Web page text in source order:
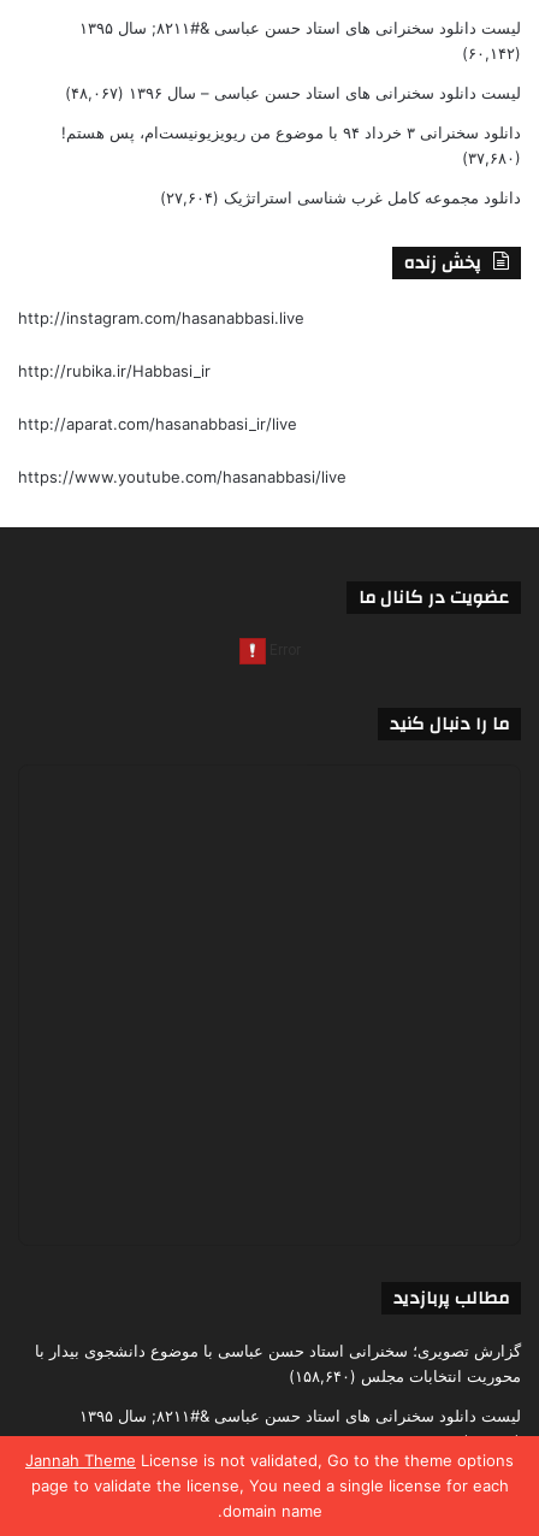
Jannah Theme License is not validated, Go to the theme options
page to validate the license, You need a single license for each
domain name.
لیست دانلود سخنرانی های استاد حسن عباسی &#۸۲۱۱; سال ۱۳۹۵
(۶۰,۱۴۲)
لیست دانلود سخنرانی های استاد حسن عباسی – سال ۱۳۹۶ (۴۸,۰۶۷)
دانلود سخنرانی ۳ خرداد ۹۴ با موضوع من ریویزیونیست‌ام، پس هستم!
(۳۷,۶۸۰)
دانلود مجموعه کامل غرب شناسی استراتژیک (۲۷,۶۰۴)
پخش زنده
http://instagram.com/hasanabbasi.live
http://rubika.ir/Habbasi_ir
http://aparat.com/hasanabbasi_ir/live
https://www.youtube.com/hasanabbasi/live
عضویت در کانال ما
ما را دنبال کنید
مطالب پربازدید
گزارش تصویری؛ سخنرانی استاد حسن عباسی با موضوع دانشجوی بیدار با
محوریت انتخابات مجلس (۱۵۸,۶۴۰)
لیست دانلود سخنرانی های استاد حسن عباسی &#۸۲۱۱; سال ۱۳۹۵
(۶۰,۱۴۲)
لیست دانلود سخنرانی های استاد حسن عباسی – سال ۱۳۹۶ (۴۸,۰۶۷)